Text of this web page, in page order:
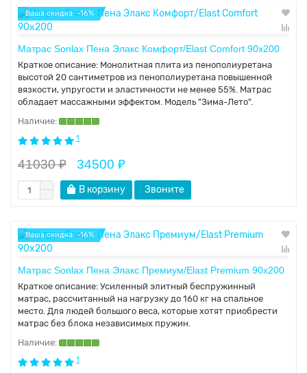
Ваша скидка: -16%
Матрас Sonlax Пена Элакс Комфорт/Elast Comfort 90x200
Краткое описание: Монолитная плита из пенополиуретана
высотой 20 сантиметров из пенополиуретана повышенной
вязкости, упругости и эластичности не менее 55%. Матрас
обладает массажными эффектом. Модель "Зима-Лето".
1
41030 ₽ 34500 ₽
В корзину Звоните
Ваша скидка: -16%
Матрас Sonlax Пена Элакс Премиум/Elast Premium 90x200
Краткое описание: Усиленный элитный беспружинный
матрас, рассчитанный на нагрузку до 160 кг на спальное
место. Для людей большого веса, которые хотят приобрести
матрас без блока независимых пружин.
1